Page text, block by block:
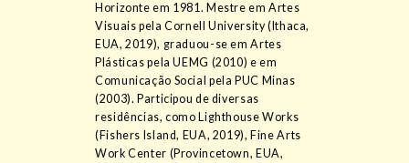
Horizonte em 1981. Mestre em Artes
Visuais pela Cornell University (Ithaca,
EUA, 2019), graduou-se em Artes
Plásticas pela UEMG (2010) e em
Comunicação Social pela PUC Minas
(2003). Participou de diversas
residências, como Lighthouse Works
(Fishers Island, EUA, 2019), Fine Arts
Work Center (Provincetown, EUA,